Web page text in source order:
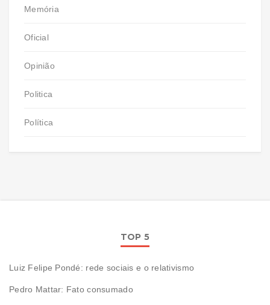
Memória
Oficial
Opinião
Politica
Política
TOP 5
Luiz Felipe Pondé: rede sociais e o relativismo
Pedro Mattar: Fato consumado